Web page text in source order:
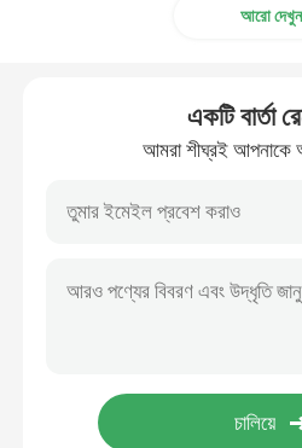
আরো দেখুন
একটি বার্তা
আমরা শীঘ্রই আপনাকে